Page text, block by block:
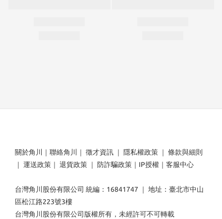
關於角川 ｜ 聯絡角川 ｜ 徵才資訊 ｜ 隱私權政策 ｜ 條款與細則
｜ 運送政策 ｜ 退貨政策 ｜ 防詐騙政策 ｜ IP授權 ｜ 客服中心
台灣角川股份有限公司 統編：16841747 ｜ 地址：臺北市中山
區松江路223號3樓
台灣角川股份有限公司版權所有，未經許可不可轉載